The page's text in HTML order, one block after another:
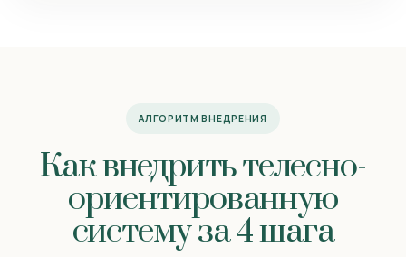
АЛГОРИТМ ВНЕДРЕНИЯ
Как внедрить телесно-
ориентированную
систему за 4 шага